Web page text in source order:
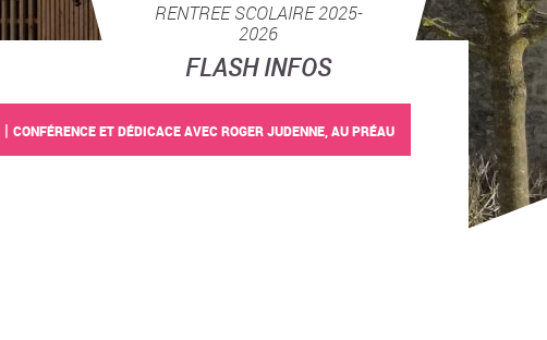
RENTREE SCOLAIRE 2025-
2026
FLASH INFOS
| CONFÉRENCE ET DÉDICACE AVEC ROGER JUDENNE, AU PRÉAU